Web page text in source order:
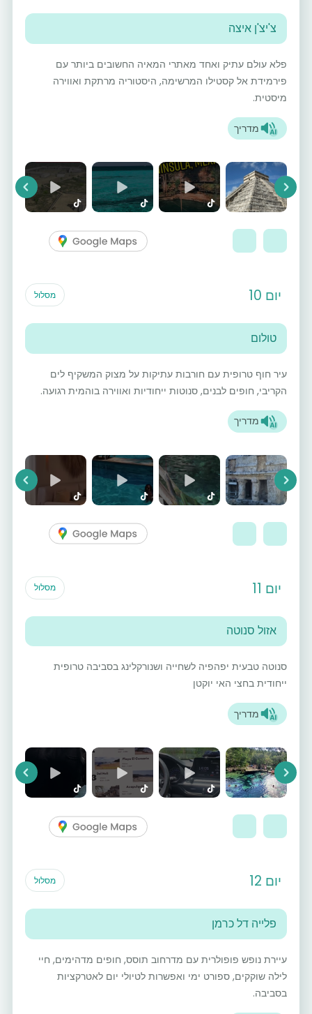
צ'יצ'ן איצה
פלא עולם עתיק ואחד מאתרי המאיה החשובים ביותר עם
פירמידת אל קסטילו המרשימה, היסטוריה מרתקת ואווירה
מיסטית.
מדריך
Next
יום 10 מסלול
טולום
עיר חוף טרופית עם חורבות עתיקות על מצוק המשקיף לים
הקריבי, חופים לבנים, סנוטות ייחודיות ואווירה בוהמית רגועה.
מדריך
Next
יום 11 מסלול
אזול סנוטה
סנוטה טבעית יפהפיה לשחייה ושנורקלינג בסביבה טרופית
ייחודית בחצי האי יוקטן
מדריך
Next
יום 12 מסלול
פלייה דל כרמן
עיירת נופש פופולרית עם מדרחוב תוסס, חופים מדהימים, חיי
לילה שוקקים, ספורט ימי ואפשרות לטיולי יום לאטרקציות
בסביבה.